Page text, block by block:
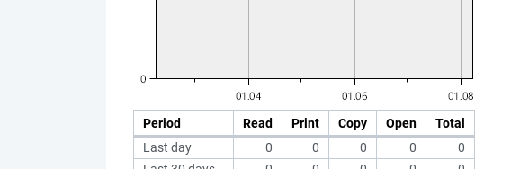
Period Read Print Copy Open
Total
Last day
0 0 0 0
0